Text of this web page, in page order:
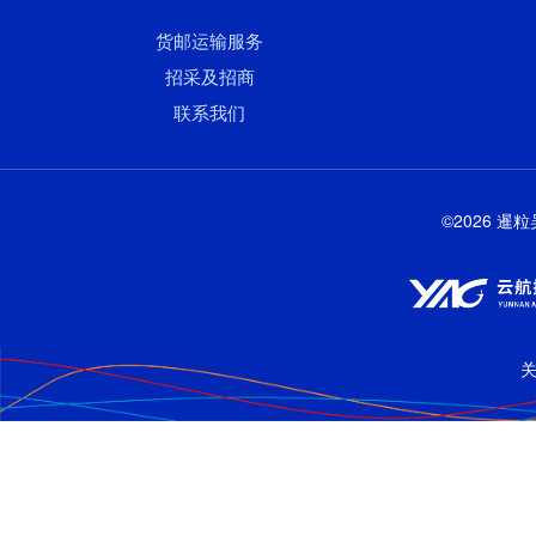
货邮运输服务
招采及招商
联系我们
©2026 暹粒